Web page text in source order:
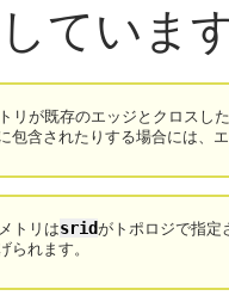
ていま
リが既存のエッジとクロスし
包含されたりする場合には、
トリはsridがトポロジで指定
られます。